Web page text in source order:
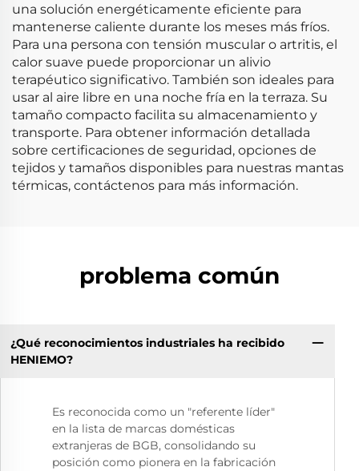
una solución energéticamente eficiente para
mantenerse caliente durante los meses más fríos.
Para una persona con tensión muscular o artritis, el
calor suave puede proporcionar un alivio
terapéutico significativo. También son ideales para
usar al aire libre en una noche fría en la terraza. Su
tamaño compacto facilita su almacenamiento y
transporte. Para obtener información detallada
sobre certificaciones de seguridad, opciones de
tejidos y tamaños disponibles para nuestras mantas
térmicas, contáctenos para más información.
problema común
¿Qué reconocimientos industriales ha recibido
HENIEMO?
Es reconocida como un "referente líder"
en la lista de marcas domésticas
extranjeras de BGB, consolidando su
posición como pionera en la fabricación